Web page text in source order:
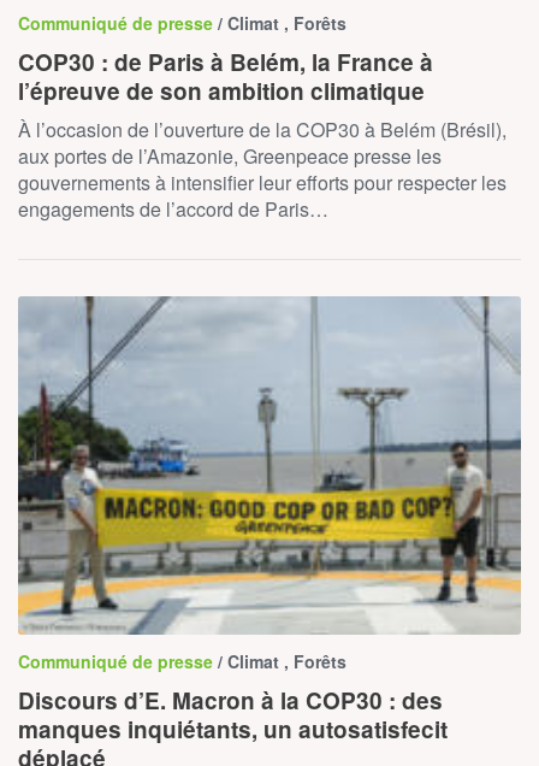
Communiqué de presse / Climat , Forêts
COP30 : de Paris à Belém, la France à
l’épreuve de son ambition climatique
À l’occasion de l’ouverture de la COP30 à Belém (Brésil),
aux portes de l’Amazonie, Greenpeace presse les
gouvernements à intensifier leur efforts pour respecter les
engagements de l’accord de Paris…
Communiqué de presse / Climat , Forêts
Discours d’E. Macron à la COP30 : des
manques inquiétants, un autosatisfecit
déplacé